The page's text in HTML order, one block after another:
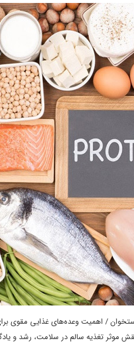
/ اهمیت وعده‌های غذایی مقوی
تغذیه سالم در سلامت، رشد و